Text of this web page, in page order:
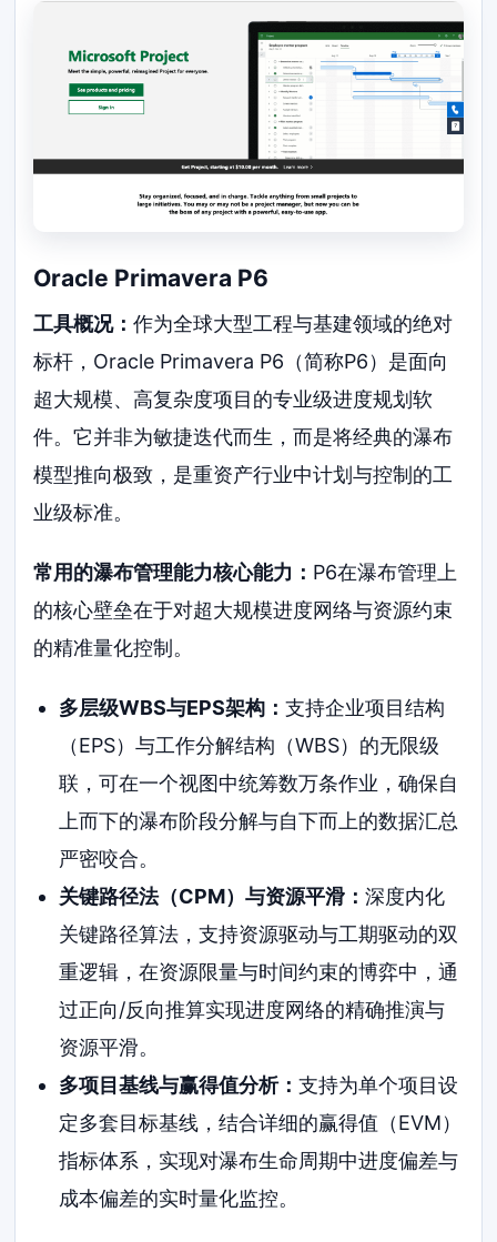
Oracle Primavera P6
工具概况：作为全球大型工程与基建领域的绝对
标杆，Oracle Primavera P6（简称P6）是面向
超大规模、高复杂度项目的专业级进度规划软
件。它并非为敏捷迭代而生，而是将经典的瀑布
模型推向极致，是重资产行业中计划与控制的工
业级标准。
常用的瀑布管理能力核心能力： P6在瀑布管理上
的核心壁垒在于对超大规模进度网络与资源约束
的精准量化控制。
多层级WBS与EPS架构： 支持企业项目结构
（EPS）与工作分解结构（WBS）的无限级
联，可在一个视图中统筹数万条作业，确保自
上而下的瀑布阶段分解与自下而上的数据汇总
严密咬合。
关键路径法（CPM）与资源平滑： 深度内化
关键路径算法，支持资源驱动与工期驱动的双
重逻辑，在资源限量与时间约束的博弈中，通
过正向/反向推算实现进度网络的精确推演与
资源平滑。
多项目基线与赢得值分析： 支持为单个项目设
定多套目标基线，结合详细的赢得值（EVM）
指标体系，实现对瀑布生命周期中进度偏差与
成本偏差的实时量化监控。